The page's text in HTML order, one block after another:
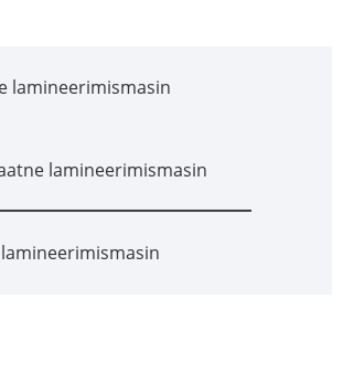
lamineerimismasin
lamineerimismasin